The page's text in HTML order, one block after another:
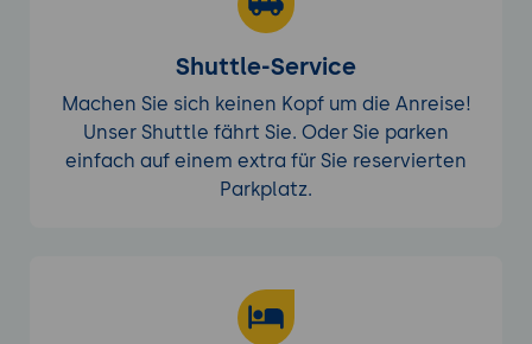
Shuttle-Service
Machen Sie sich keinen Kopf um die Anreise!
Unser Shuttle fährt Sie. Oder Sie parken
einfach auf einem extra für Sie reservierten
Parkplatz.